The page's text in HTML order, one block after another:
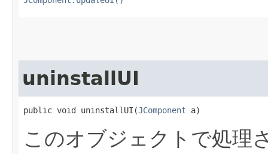
uninstallUI
public void uninstallUI​(JComponent a)
このオブジェクトで処理